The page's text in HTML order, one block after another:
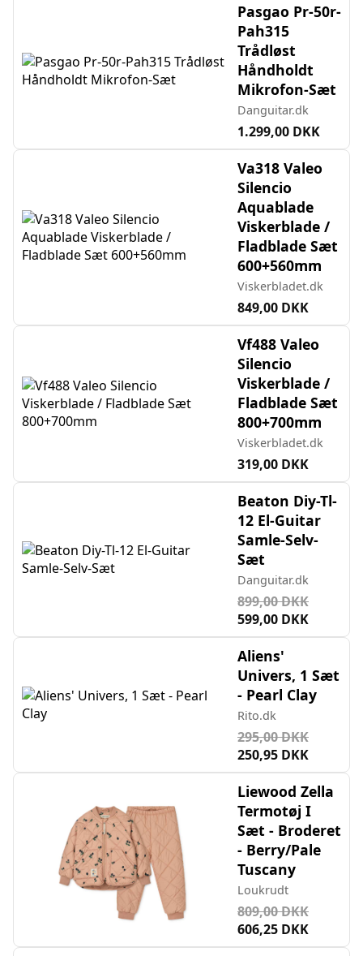
Pasgao Pr-50r-
Pah315
Trådløst
Håndholdt
Mikrofon-Sæt
Danguitar.dk
1.299,00 DKK
Va318 Valeo
Silencio
Aquablade
Viskerblade /
Fladblade Sæt
600+560mm
Viskerbladet.dk
849,00 DKK
Vf488 Valeo
Silencio
Viskerblade /
Fladblade Sæt
800+700mm
Viskerbladet.dk
319,00 DKK
Beaton Diy-Tl-
12 El-Guitar
Samle-Selv-
Sæt
Danguitar.dk
899,00 DKK
599,00 DKK
Aliens'
Univers, 1 Sæt
- Pearl Clay
Rito.dk
295,00 DKK
250,95 DKK
Liewood Zella
Termotøj I
Sæt - Broderet
- Berry/Pale
Tuscany
Loukrudt
809,00 DKK
606,25 DKK